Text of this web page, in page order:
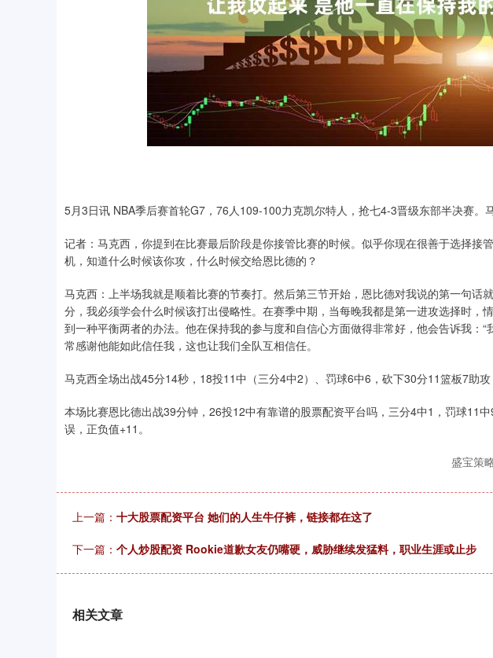
5月3日讯 NBA季后赛首轮G7，76人109-100力克凯尔特人，抢七4-3晋级东部半决赛。
记者：马克西，你提到在比赛最后阶段是你接管比赛的时候。似乎你现在很善于选择接
机，知道什么时候该你攻，什么时候交给恩比德的？
马克西：上半场我就是顺着比赛的节奏打。然后第三节开始，恩比德对我说的第一句话
分，我必须学会什么时候该打出侵略性。在赛季中期，当每晚我都是第一进攻选择时，
到一种平衡两者的办法。他在保持我的参与度和自信心方面做得非常好，他会告诉我：
常感谢他能如此信任我，这也让我们全队互相信任。
马克西全场出战45分14秒，18投11中（三分4中2）、罚球6中6，砍下30分11篮板7助攻
本场比赛恩比德出战39分钟，26投12中有靠谱的股票配资平台吗，三分4中1，罚球11
误，正负值+11。
盛宝策
上一篇： 十大股票配资平台 她们的人生牛仔裤，链接都在这了
下一篇： 个人炒股配资 Rookie道歉女友仍嘴硬，威胁继续发猛料，职业生涯或止步
相关文章